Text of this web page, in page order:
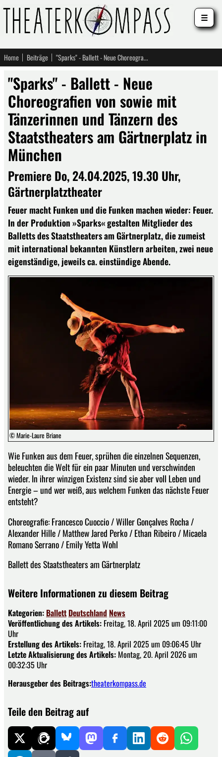
Home Beiträge "Sparks" - Ballett - Neue Choreografien von sowie mit Tänzerinnen und Tänzern des Staatstheaters am Gärtnerplatz in München
"Sparks" - Ballett - Neue
Choreografien von sowie mit
Tänzerinnen und Tänzern des
Staatstheaters am Gärtnerplatz in
München
Premiere Do, 24.04.2025, 19.30 Uhr,
Gärtnerplatztheater
Feuer macht Funken und die Funken machen wieder: Feuer.
In der Produktion »Sparks« gestalten Mitglieder des
Balletts des Staatstheaters am Gärtnerplatz, die zumeist
mit international bekannten Künstlern arbeiten, zwei neue
eigenständige, jeweils ca. einstündige Abende.
© Marie-Laure Briane
Wie Funken aus dem Feuer, sprühen die einzelnen Sequenzen,
beleuchten die Welt für ein paar Minuten und verschwinden
wieder. In ihrer winzigen Existenz sind sie aber voll Leben und
Energie – und wer weiß, aus welchem Funken das nächste Feuer
entsteht?
Choreografie: Francesco Cuoccio / Willer Gonçalves Rocha /
Alexander Hille / Matthew Jared Perko / Ethan Ribeiro / Micaela
Romano Serrano / Emily Yetta Wohl
Ballett des Staatstheaters am Gärtnerplatz
Weitere Informationen zu diesem Beitrag
Kategorien: Ballett Deutschland News
Veröffentlichung des Artikels: Freitag, 18. April 2025 um 09:11:00
Uhr
Erstellung des Artikels: Freitag, 18. April 2025 um 09:06:45 Uhr
Letzte Aktualisierung des Artikels: Montag, 20. April 2026 um
00:32:35 Uhr
Herausgeber des Beitrags:theaterkompass.de
Teile den Beitrag auf
☰